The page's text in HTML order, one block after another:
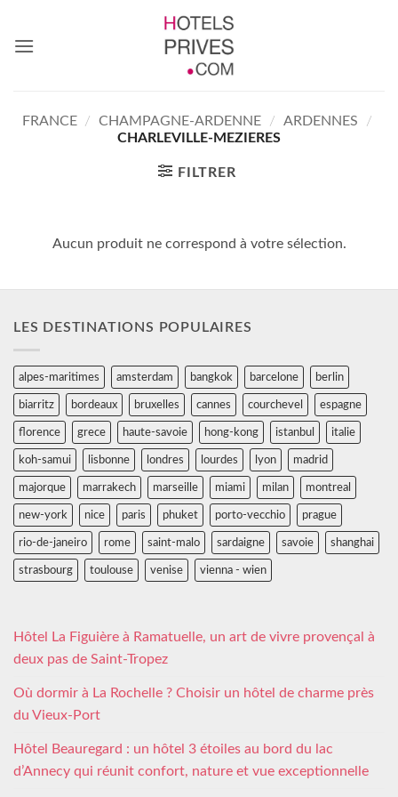
contenu
FRANCE / CHAMPAGNE-ARDENNE / ARDENNES
/
CHARLEVILLE-MEZIERES
FILTRER
Aucun produit ne correspond à votre sélection.
LES DESTINATIONS POPULAIRES
alpes-maritimes amsterdam bangkok barcelone berlin
biarritz bordeaux bruxelles cannes courchevel espagne
florence grece haute-savoie hong-kong istanbul italie
koh-samui lisbonne londres lourdes lyon madrid
majorque marrakech marseille miami milan montreal
new-york nice paris phuket porto-vecchio prague
rio-de-janeiro rome saint-malo sardaigne savoie shanghai
strasbourg toulouse venise vienna - wien
Hôtel La Figuière à Ramatuelle, un art de vivre provençal à
deux pas de Saint-Tropez
Où dormir à La Rochelle ? Choisir un hôtel de charme près
du Vieux-Port
Hôtel Beauregard : un hôtel 3 étoiles au bord du lac
d’Annecy qui réunit confort, nature et vue exceptionnelle